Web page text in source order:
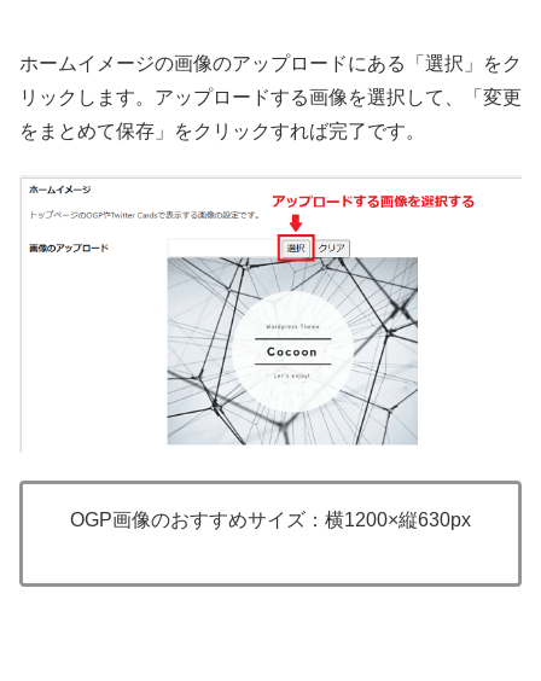
ホームイメージの画像のアップロードにある「選択」をク
リックします。アップロードする画像を選択して、「変更
をまとめて保存」をクリックすれば完了です。
OGP画像のおすすめサイズ：横1200×縦630px